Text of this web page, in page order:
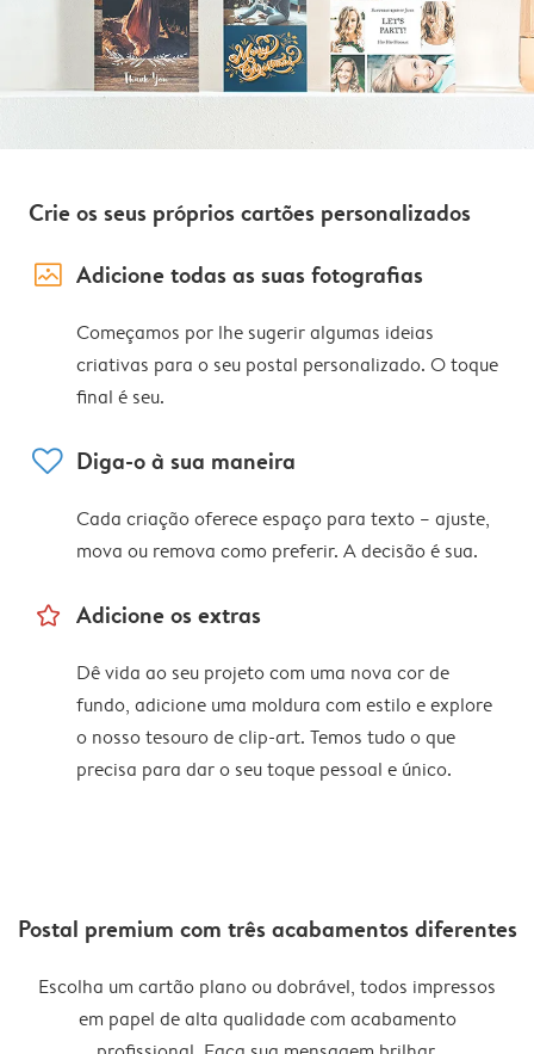
Crie os seus próprios cartões personalizados
image_placeholder Adicione todas as suas fotografias
Começamos por lhe sugerir algumas ideias
criativas para o seu postal personalizado. O toque
final é seu.
heart Diga-o à sua maneira
Cada criação oferece espaço para texto – ajuste,
mova ou remova como preferir. A decisão é sua.
star_outline Adicione os extras
Dê vida ao seu projeto com uma nova cor de
fundo, adicione uma moldura com estilo e explore
o nosso tesouro de clip-art. Temos tudo o que
precisa para dar o seu toque pessoal e único.
Postal premium com três acabamentos diferentes
Escolha um cartão plano ou dobrável, todos impressos
em papel de alta qualidade com acabamento